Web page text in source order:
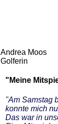
Andrea Moos
Golferin
"Meine
"Am Samstag
konnte mich
Das war in